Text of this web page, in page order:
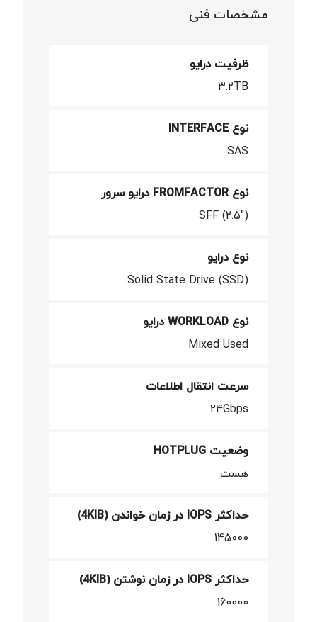
مشخصات فنی
ظرفیت درایو
3.2TB
نوع INTERFACE
SAS
نوع FROMFACTOR درایو سرور
SFF (2.5")
نوع درایو
Solid State Drive (SSD)
نوع WORKLOAD درایو
Mixed Used
سرعت انتقال اطلاعات
24Gbps
وضعیت HOTPLUG
هست
حداکثر IOPS در زمان خواندن (4KIB)
145000
حداکثر IOPS در زمان نوشتن (4KIB)
160000